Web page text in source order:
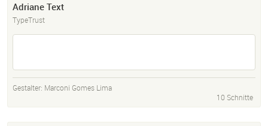
Adriane Text
TypeTrust
Gestalter: Marconi Gomes Lima
10 Schnitte